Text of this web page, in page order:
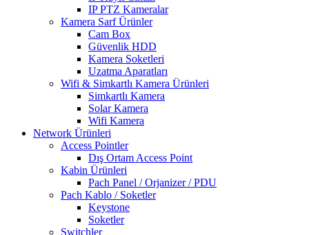
IP PTZ Kameralar
Kamera Sarf Ürünler
Cam Box
Güvenlik HDD
Kamera Soketleri
Uzatma Aparatları
Wifi & Simkartlı Kamera Ürünleri
Simkartlı Kamera
Solar Kamera
Wifi Kamera
Network Ürünleri
Access Pointler
Dış Ortam Access Point
Kabin Ürünleri
Pach Panel / Orjanizer / PDU
Pach Kablo / Soketler
Keystone
Soketler
Switchler